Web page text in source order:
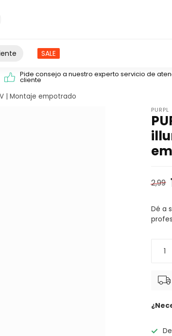
SALE
Pide consejo a nuestro experto servicio de
cliente
| Montaje empotrado
PURPL
2,99
Dé a